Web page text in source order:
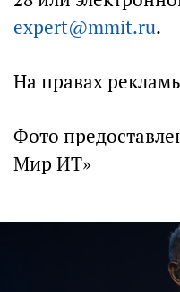
expert@mmit.ru.
На правах
Фото
Мир ИТ»